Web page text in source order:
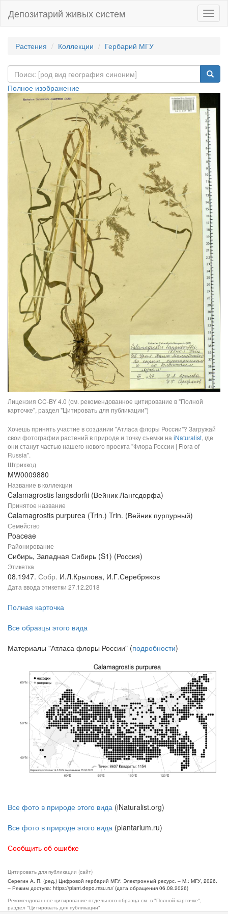
Депозитарий живых систем
Растения Коллекции Гербарий МГУ
Полное изображение
Лицензия CC-BY 4.0 (см. рекомендованное цитирование в "Полной
карточке", раздел "Цитировать для публикации")
Хочешь принять участие в создании "Атласа флоры России"? Загружай
свои фотографии растений в природе и точку съемки на iNaturalist, где
они станут частью нашего нового проекта "Флора России | Flora of
Russia".
Штрихкод
MW0009880
Название в коллекции
Calamagrostis langsdorfii (Вейник Лангсдорфа)
Принятое название
Calamagrostis purpurea (Trin.) Trin. (Вейник пурпурный)
Семейство
Poaceae
Районирование
Сибирь, Западная Сибирь (S1) (Россия)
Этикетка
08.1947. Собр. И.Л.Крылова, И.Г.Серебряков
Дата ввода этикетки 27.12.2018
Полная карточка
Все образцы этого вида
Материалы "Атласа флоры России" (подробности)
Все фото в природе этого вида (iNaturalist.org)
Все фото в природе этого вида (plantarium.ru)
Сообщить об ошибке
Цитировать для публикации (сайт)
Серегин А. П. (ред.) Цифровой гербарий МГУ: Электронный ресурс. – М.: МГУ, 2026.
– Режим доступа: https://plant.depo.msu.ru/ (дата обращения 06.08.2026)
Рекомендованное цитирование отдельного образца см. в "Полной карточке",
раздел "Цитировать для публикации"